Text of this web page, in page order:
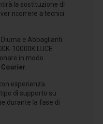
la sostituzione di
ricorrere a tecnici
e Abbaglianti
10000K LUCE
in modo
Courier.
esperienza
di supporto su
durante la fase di